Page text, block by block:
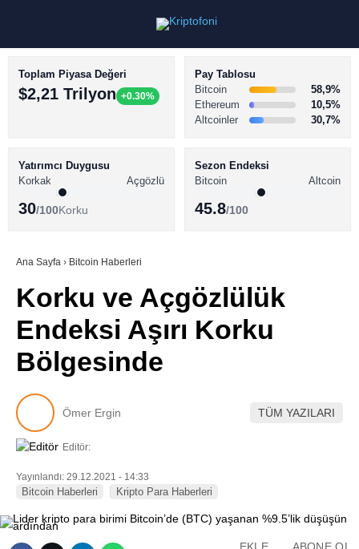
Youtube
TikTok
BİTCOİN HABERLERİ
ALTCOİN HABERLERİ
SÖZLÜK
Toplam Piyasa Değeri
$2,21 Trilyon +0.30%
Pay Tablosu
Bitcoin
58,9%
Ethereum
10,5%
Altcoinler
30,7%
Yatırımcı Duygusu
Korkak
Açgözlü
30/100Korku
Sezon Endeksi
Bitcoin
Altcoin
45.8/100
Ana Sayfa › Bitcoin Haberleri
Korku ve Açgözlülük
Endeksi Aşırı Korku
Bölgesinde
Ömer Ergin TÜM YAZILARI
Editör:
Yayınlandı: 29.12.2021 - 14:33
Bitcoin Haberleri Kripto Para Haberleri
EKLE ABONE OL